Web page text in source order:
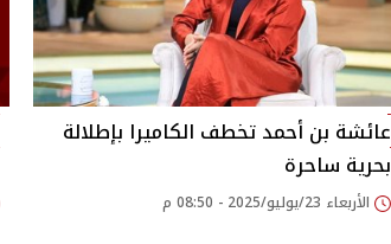
عائشة بن أحمد تخطف الكاميرا بإطلالة
بحرية ساحرة
الأربعاء 23/يوليو/2025 - 08:50 م